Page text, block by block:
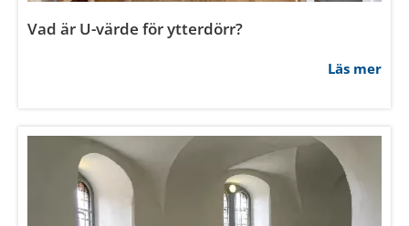
Vad är U-värde för ytterdörr?
Läs mer